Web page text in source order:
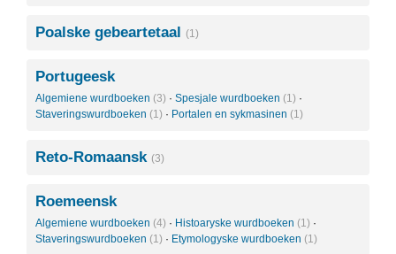
Poalske gebeartetaal (1)
Portugeesk
Algemiene wurdboeken (3) · Spesjale wurdboeken (1) ·
Staveringswurdboeken (1) · Portalen en sykmasinen (1)
Reto-Romaansk (3)
Roemeensk
Algemiene wurdboeken (4) · Histoaryske wurdboeken (1) ·
Staveringswurdboeken (1) · Etymologyske wurdboeken (1)